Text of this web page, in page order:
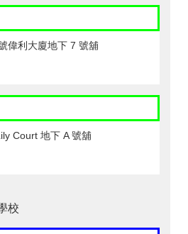
偉利大廈地下 7 號舖
Court 地下 A 號舖
校